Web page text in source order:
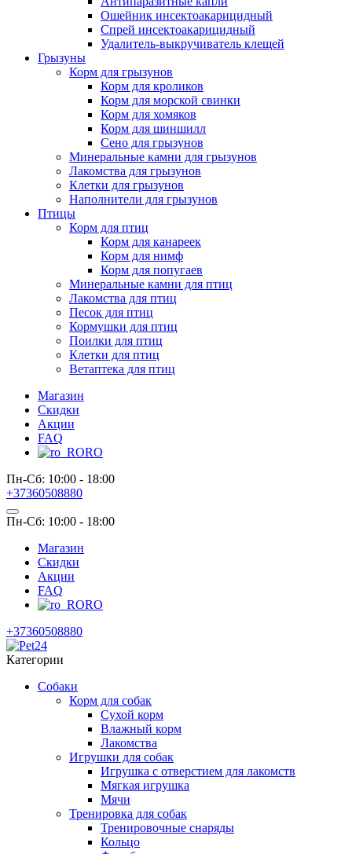
Ошейник инсектоакарицидный
Спрей инсектоакарицидный
Удалитель-выкручиватель клещей
Грызуны
Корм для грызунов
Корм для кроликов
Корм для морской свинки
Корм для хомяков
Корм для шиншилл
Сено для грызунов
Минеральные камни для грызунов
Лакомства для грызунов
Клетки для грызунов
Наполнители для грызунов
Птицы
Корм для птиц
Корм для канареек
Корм для нимф
Корм для попугаев
Минеральные камни для птиц
Лакомства для птиц
Песок для птиц
Кормушки для птиц
Поилки для птиц
Клетки для птиц
Ветаптека для птиц
Магазин
Скидки
Акции
FAQ
RO
Пн-Сб: 10:00 - 18:00
+37360508880
Пн-Сб: 10:00 - 18:00
Магазин
Скидки
Акции
FAQ
RO
+37360508880
Категории
Собаки
Корм для собак
Сухой корм
Влажный корм
Лакомства
Игрушки для собак
Игрушка с отверстием для лакомств
Мягкая игрушка
Мячи
Тренировка для собак
Тренировочные снаряды
Кольцо